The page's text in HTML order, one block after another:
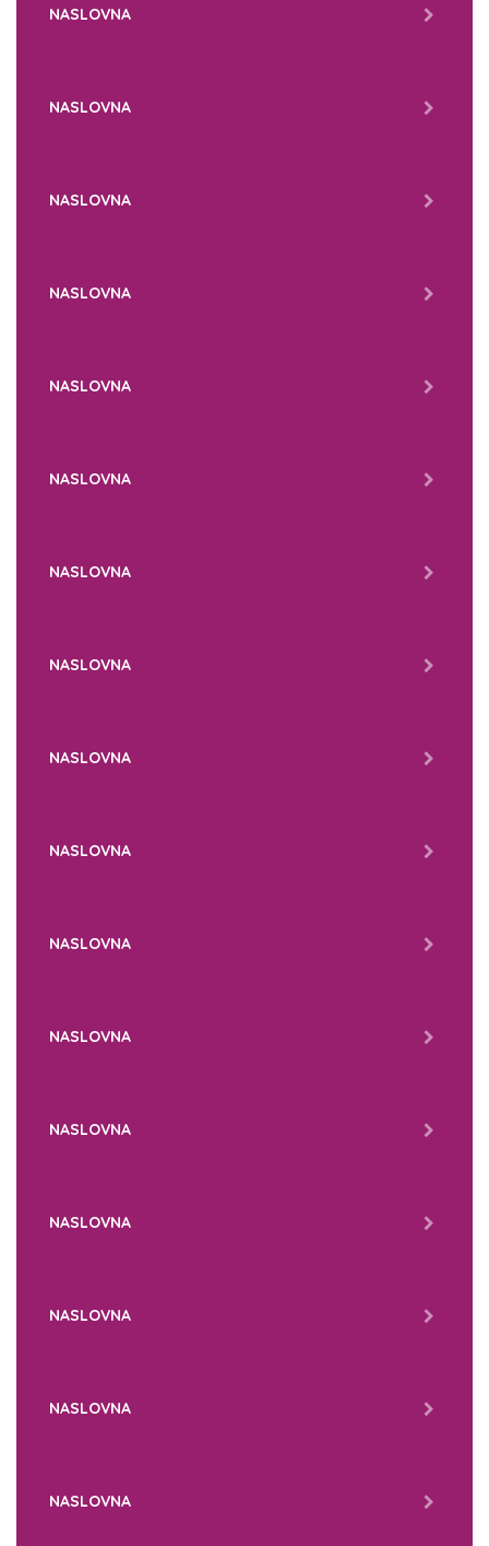
NASLOVNA
NASLOVNA
NASLOVNA
NASLOVNA
NASLOVNA
NASLOVNA
NASLOVNA
NASLOVNA
NASLOVNA
NASLOVNA
NASLOVNA
NASLOVNA
NASLOVNA
NASLOVNA
NASLOVNA
NASLOVNA
NASLOVNA